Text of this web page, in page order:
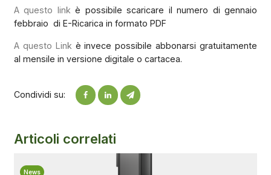
A questo link è possibile scaricare il numero di gennaio
febbraio di E-Ricarica in formato PDF
A questo Link è invece possibile abbonarsi gratuitamente
al mensile in versione digitale o cartacea.
Condividi su:
Articoli correlati
News